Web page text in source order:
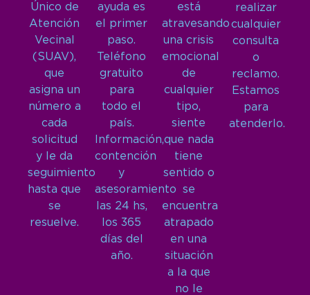
Único de
Atención
Vecinal
(SUAV),
que
asigna un
número a
cada
solicitud
y le da
seguimiento
hasta que
se
resuelve.
ayuda es
el primer
paso.
Teléfono
gratuito
para
todo el
país.
Información,
contención
y
asesoramiento
las 24 hs,
los 365
días del
año.
está
atravesando
una crisis
emocional
de
cualquier
tipo,
siente
que nada
tiene
sentido o
se
encuentra
atrapado
en una
situación
a la que
no le
realizar
cualquier
consulta
o
reclamo.
Estamos
para
atenderlo.